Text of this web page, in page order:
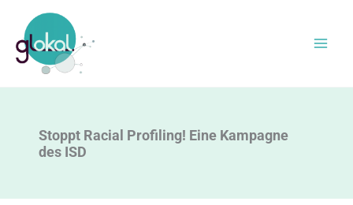
Inhalt
springen
Stoppt Racial Profiling! Eine Kampagne
des ISD